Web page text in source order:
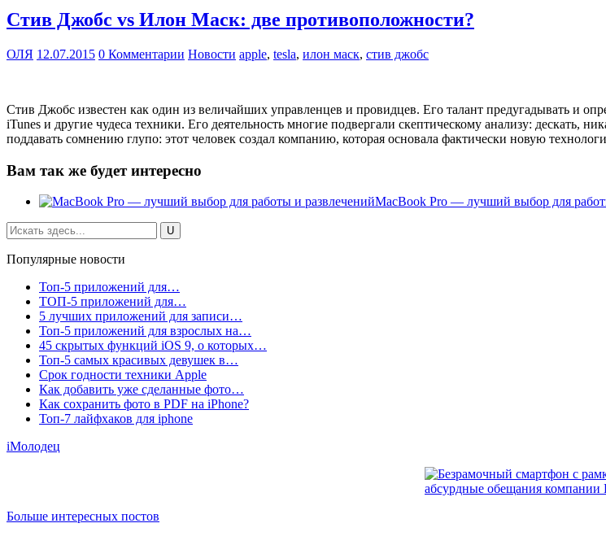
Стив Джобс vs Илон Маск: две противоположности?
ОЛЯ 12.07.2015 0 Комментарии Новости apple, tesla, илон маск, стив джобс
Стив Джобс известен как один из величайших управленцев и провидцев. Его талант предугадывать и
iTunes и другие чудеса техники. Его деятельность многие подвергали скептическому анализу: дескать,
поддавать сомнению глупо: этот человек создал компанию, которая основала фактически новую
Вам так же будет интересно
MacBook Pro — лучший выбор для
Популярные новости
Топ-5 приложений для…
ТОП-5 приложений для…
5 лучших приложений для записи…
Топ-5 приложений для взрослых на…
45 скрытых функций iOS 9, о которых…
Топ-5 самых красивых девушек в…
Срок годности техники Apple
Как добавить уже сделанные фото…
Как сохранить фото в PDF на iPhone?
Топ-7 лайфхаков для iphone
iМолодец
Больше интересных постов